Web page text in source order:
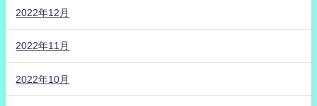
2022年12月
2022年11月
2022年10月